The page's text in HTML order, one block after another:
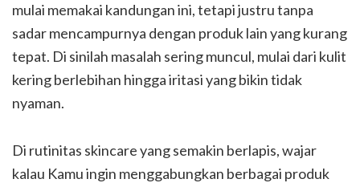
mulai memakai kandungan ini, tetapi justru tanpa
sadar mencampurnya dengan produk lain yang kurang
tepat. Di sinilah masalah sering muncul, mulai dari kulit
kering berlebihan hingga iritasi yang bikin tidak
nyaman.
Di rutinitas skincare yang semakin berlapis, wajar
kalau Kamu ingin menggabungkan berbagai produk